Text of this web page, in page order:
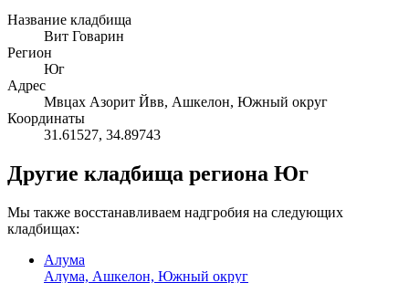
Название кладбища
Вит Говарин
Регион
Юг
Адрес
Мвцах Азорит Йвв, Ашкелон, Южный округ
Координаты
31.61527, 34.89743
Другие кладбища региона Юг
Мы также восстанавливаем надгробия на следующих
кладбищах:
Алума
Алума, Ашкелон, Южный округ